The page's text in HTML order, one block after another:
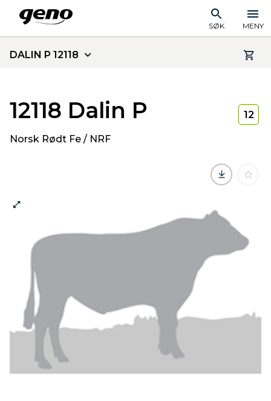
SØK MENY
DALIN P 12118
12118 Dalin P
Norsk Rødt Fe / NRF
12